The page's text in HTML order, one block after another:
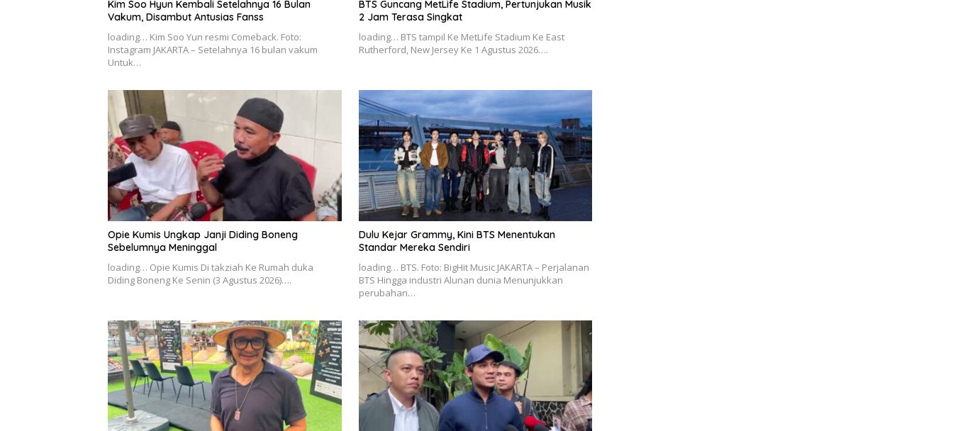
Kim Soo Hyun Kembali Setelahnya 16 Bulan
Vakum, Disambut Antusias Fanss
loading… Kim Soo Yun resmi Comeback. Foto:
Instagram JAKARTA – Setelahnya 16 bulan vakum
Untuk…
BTS Guncang MetLife Stadium, Pertunjukan Musik
2 Jam Terasa Singkat
loading… BTS tampil Ke MetLife Stadium Ke East
Rutherford, New Jersey Ke 1 Agustus 2026….
Opie Kumis Ungkap Janji Diding Boneng
Sebelumnya Meninggal
loading… Opie Kumis Di takziah Ke Rumah duka
Diding Boneng Ke Senin (3 Agustus 2026)….
Dulu Kejar Grammy, Kini BTS Menentukan
Standar Mereka Sendiri
loading… BTS. Foto: BigHit Music JAKARTA – Perjalanan
BTS Hingga industri Alunan dunia Menunjukkan
perubahan…